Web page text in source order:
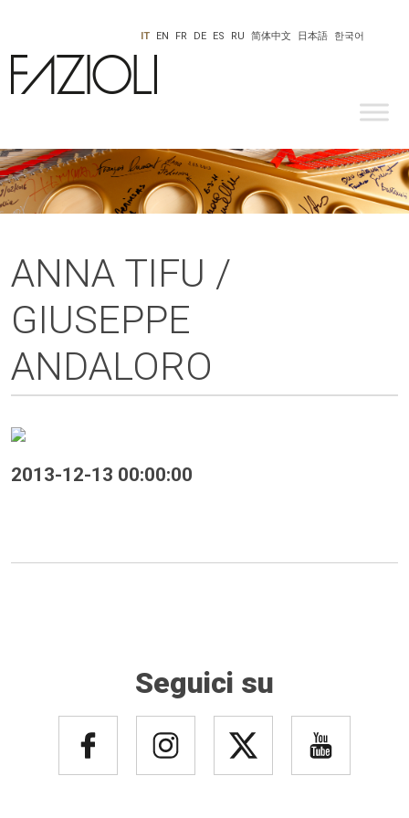
한국어
日本語
IT EN FR DE ES RU 简体中文
ANNA TIFU /
GIUSEPPE
ANDALORO
2013-12-13 00:00:00
Seguici su